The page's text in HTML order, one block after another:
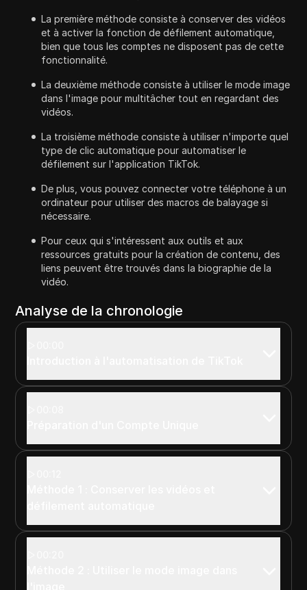
La première méthode consiste à conserver des vidéos
et à activer la fonction de défilement automatique,
bien que tous les comptes ne disposent pas de cette
fonctionnalité.
La deuxième méthode consiste à utiliser le mode image
dans l'image pour multitâcher tout en regardant des
vidéos.
La troisième méthode consiste à utiliser n'importe quel
type de clic automatique pour automatiser le
défilement sur l'application TikTok.
De plus, vous pouvez connecter votre téléphone à un
ordinateur pour utiliser des macros de balayage si
nécessaire.
Pour ceux qui s'intéressent aux outils et aux
ressources gratuits pour la création de contenu, des
liens peuvent être trouvés dans la biographie de la
vidéo.
Analyse de la chronologie